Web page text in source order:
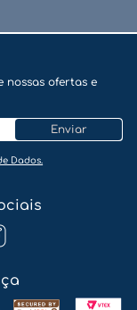
nossas ofertas e
Enviar
Dados.